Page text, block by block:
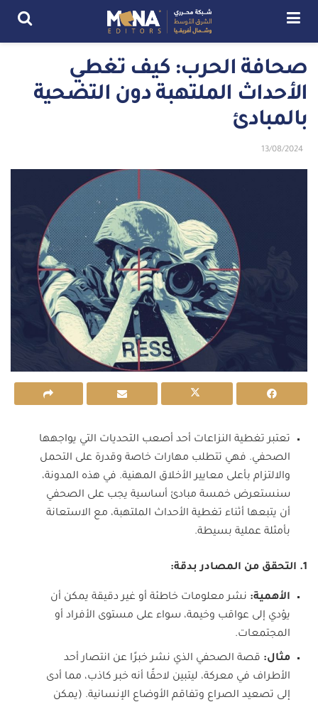
صحافة الحرب: كيف تغطي
الأحداث الملتهبة دون التضحية
بالمبادئ
13/08/2024
تعتبر تغطية النزاعات أحد أصعب التحديات التي يواجهها
الصحفي. فهي تتطلب مهارات خاصة وقدرة على التحمل
والالتزام بأعلى معايير الأخلاق المهنية. في هذه المدونة،
سنستعرض خمسة مبادئ أساسية يجب على الصحفي
أن يتبعها أثناء تغطية الأحداث الملتهبة، مع الاستعانة
بأمثلة عملية بسيطة.
1. التحقق من المصادر بدقة:
الأهمية: نشر معلومات خاطئة أو غير دقيقة يمكن أن
يؤدي إلى عواقب وخيمة، سواء على مستوى الأفراد أو
المجتمعات.
مثال: قصة الصحفي الذي نشر خبرًا عن انتصار أحد
الأطراف في معركة، ليتبين لاحقًا أنه خبر كاذب، مما أدى
إلى تصعيد الصراع وتفاقم الأوضاع الإنسانية. (يمكن